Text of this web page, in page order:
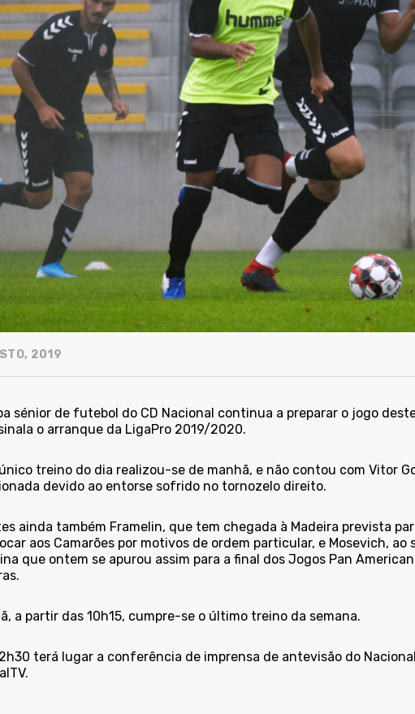
2019
sénior de futebol do CD Nacional continua a preparar o jogo
o arranque da LigaPro 2019/2020.
treino do dia realizou-se de manhã, e não contou com Vitor
devido ao entorse sofrido no tornozelo direito.
ainda também Framelin, que tem chegada à Madeira prevista
aos Camarões por motivos de ordem particular, e Mosevich, ao
que ontem se apurou assim para a final dos Jogos Pan
a partir das 10h15, cumpre-se o último treino da semana.
terá lugar a conferência de imprensa de antevisão do